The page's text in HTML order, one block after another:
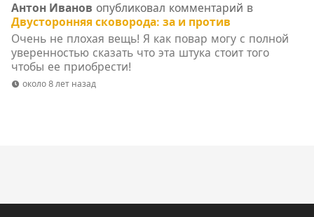
Антон Иванов опубликовал комментарий в
Двусторонняя сковорода: за и против
Очень не плохая вещь! Я как повар могу с полной
уверенностью сказать что эта штука стоит того
чтобы ее приобрести!
около 8 лет назад